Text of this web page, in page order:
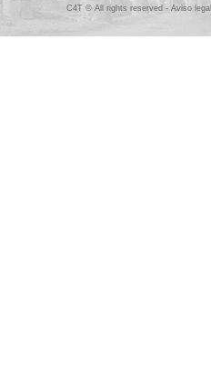
C4T © All rights reserved - Aviso legal